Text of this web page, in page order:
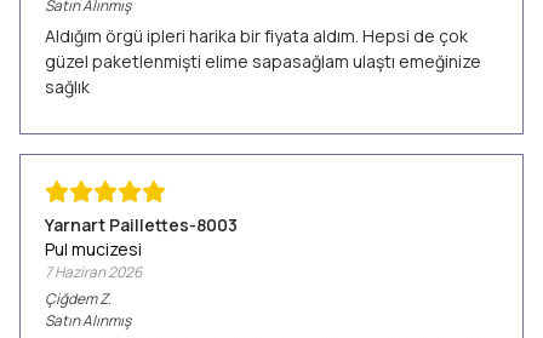
Satın Alınmış
Aldığım örgü ipleri harika bir fiyata aldım. Hepsi de çok
güzel paketlenmişti elime sapasağlam ulaştı emeğinize
sağlık
Yarnart Paillettes-8003
Pul mucizesi
7 Haziran 2026
ÇiğdemZ.
Satın Alınmış